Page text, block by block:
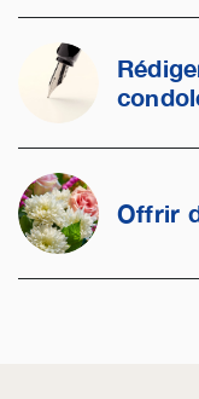
Offrir